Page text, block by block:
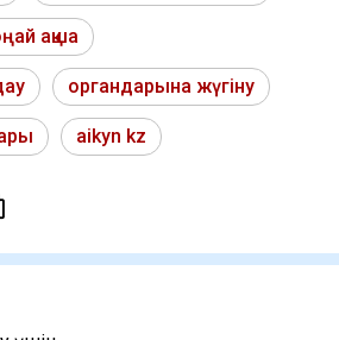
ақша
органдарына жүгіну
aikyn kz